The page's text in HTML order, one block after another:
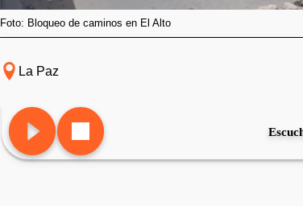
Foto: Bloqueo de caminos en El Alto
La Paz